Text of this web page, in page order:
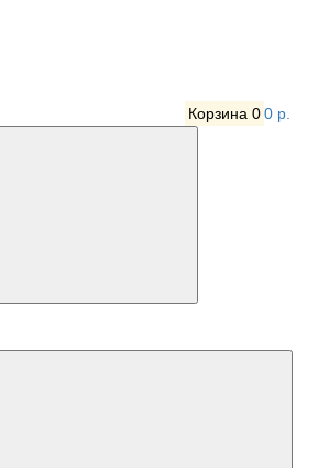
Корзина 00 р.